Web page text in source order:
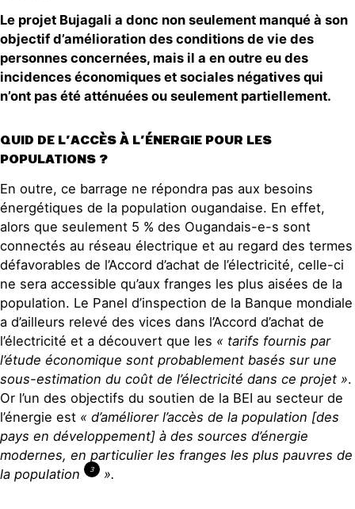
Le projet Bujagali a donc non seulement manqué à son
objectif d’amélioration des conditions de vie des
personnes concernées, mais il a en outre eu des
incidences économiques et sociales négatives qui
n’ont pas été atténuées ou seulement partiellement.
QUID DE L’ACCÈS À L’ÉNERGIE POUR LES
POPULATIONS ?
En outre, ce barrage ne répondra pas aux besoins
énergétiques de la population ougandaise. En effet,
alors que seulement 5 % des Ougandais-e-s sont
connectés au réseau électrique et au regard des termes
défavorables de l’Accord d’achat de l’électricité, celle-ci
ne sera accessible qu’aux franges les plus aisées de la
population. Le Panel d’inspection de la Banque mondiale
a d’ailleurs relevé des vices dans l’Accord d’achat de
l’électricité et a découvert que les « tarifs fournis par
l’étude économique sont probablement basés sur une
sous-estimation du coût de l’électricité dans ce projet ».
Or l’un des objectifs du soutien de la BEI au secteur de
l’énergie est « d’améliorer l’accès de la population [des
pays en développement] à des sources d’énergie
modernes, en particulier les franges les plus pauvres de
la population
3 ».